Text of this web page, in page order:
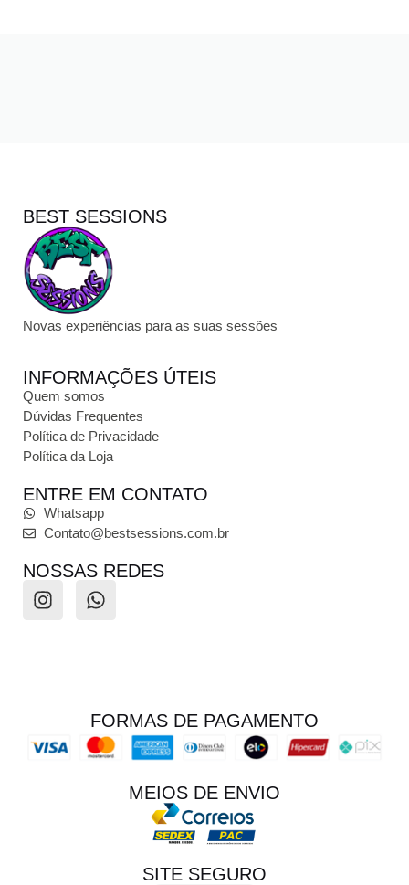
BEST SESSIONS
Novas experiências para as suas sessões
INFORMAÇÕES ÚTEIS
Quem somos
Dúvidas Frequentes
Política de Privacidade
Política da Loja
ENTRE EM CONTATO
Whatsapp
Contato@bestsessions.com.br
NOSSAS REDES
FORMAS DE PAGAMENTO
MEIOS DE ENVIO
SITE SEGURO